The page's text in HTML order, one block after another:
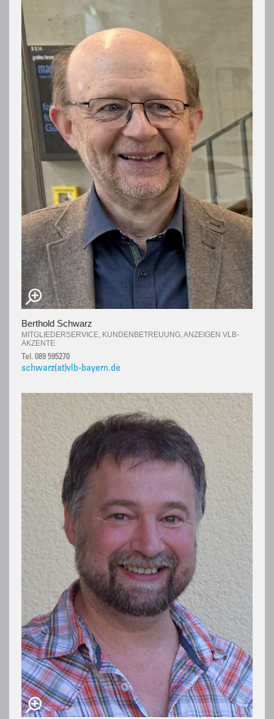
Berthold Schwarz
MITGLIEDERSERVICE, KUNDENBETREUUNG, ANZEIGEN VLB-
AKZENTE
Tel. 089 595270
schwarz(at)vlb-bayern.de